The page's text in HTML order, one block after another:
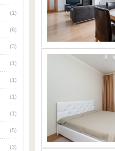
(1)
(6)
(3)
(1)
(1)
(1)
(1)
(5)
(3)